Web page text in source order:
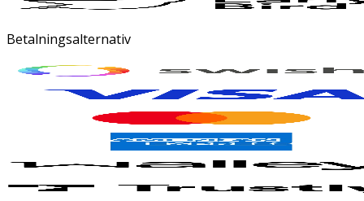
Betalningsalternativ